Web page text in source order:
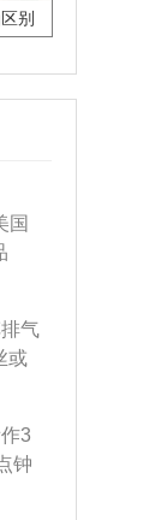
别
国
气
或
的
将
3
钟